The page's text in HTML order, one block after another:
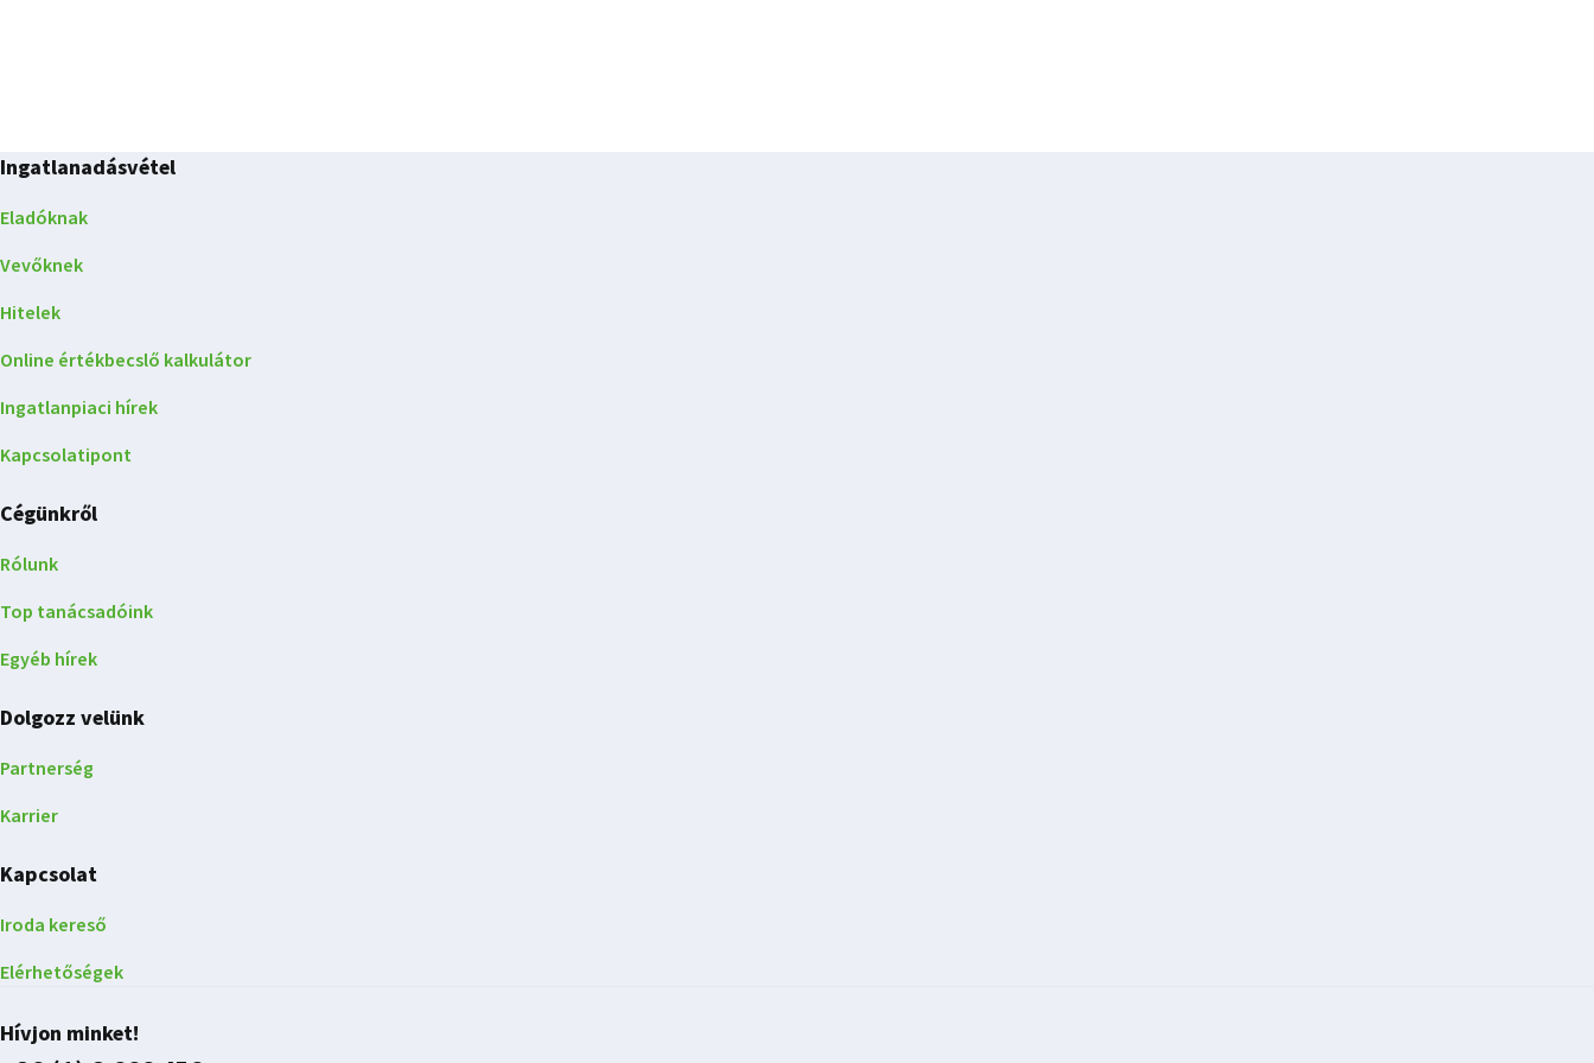
Ingatlanadásvétel
Eladóknak
Vevőknek
Hitelek
Online értékbecslő kalkulátor
Ingatlanpiaci hírek
Kapcsolatipont
Cégünkről
Rólunk
Top tanácsadóink
Egyéb hírek
Dolgozz velünk
Partnerség
Karrier
Kapcsolat
Iroda kereső
Elérhetőségek
Hívjon minket!